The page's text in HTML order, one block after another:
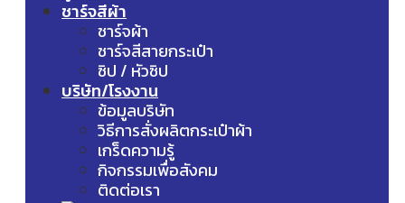
ชาร์จสีผ้า
ชาร์จผ้า
ชาร์จสีสายกระเป๋า
ซิป / หัวซิป
บริษัท/โรงงาน
ข้อมูลบริษัท
วิธีการสั่งผลิตกระเป๋าผ้า
เกร็ดความรู้
กิจกรรมเพื่อสังคม
ติดต่อเรา